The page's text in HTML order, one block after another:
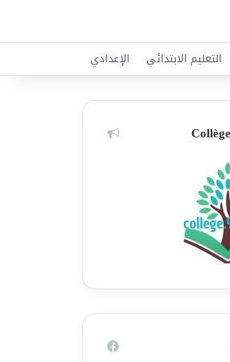
التعليم الابتدائي الإعدادي